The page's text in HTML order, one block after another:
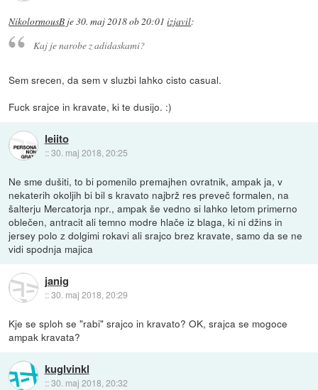
NikolormousB je30. maj 2018 ob 20:01 izjavil:
Kaj je narobe z adidaskami?
Sem srecen, da sem v sluzbi lahko cisto casual.
Fuck srajce in kravate, ki te dusijo. :)
leiito
::30. maj 2018, 20:25
Ne sme dušiti, to bi pomenilo premajhen ovratnik, ampak ja, v
nekaterih okoljih bi bil s kravato najbrž res preveč formalen, na
šalterju Mercatorja npr., ampak še vedno si lahko letom primerno
oblečen, antracit ali temno modre hlače iz blaga, ki ni džins in
jersey polo z dolgimi rokavi ali srajco brez kravate, samo da se ne
vidi spodnja majica
janig
::30. maj 2018, 20:29
Kje se sploh se "rabi" srajco in kravato? OK, srajca se mogoce
ampak kravata?
kuglvinkl
::30. maj 2018, 20:32